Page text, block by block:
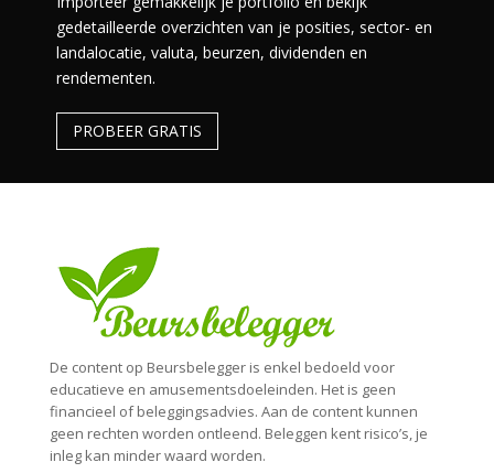
gedetailleerde overzichten van je posities, sector- en
landalocatie, valuta, beurzen, dividenden en
rendementen.
PROBEER GRATIS
De content op Beursbelegger is enkel bedoeld voor
educatieve en amusementsdoeleinden. Het is geen
financieel of beleggingsadvies. Aan de content kunnen
geen rechten worden ontleend. Beleggen kent risico’s, je
inleg kan minder waard worden.